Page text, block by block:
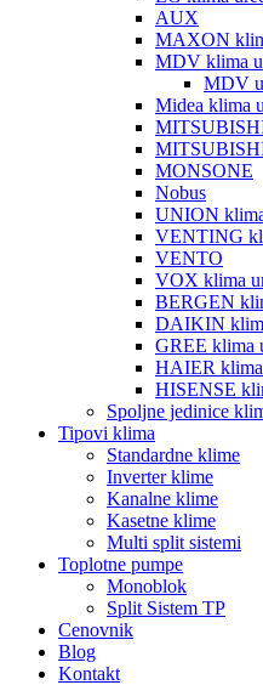
AUX
MAXON
MDV klima
MDV
Midea klima
MONSONE
Nobus
UNION
VENTING
VENTO
VOX klima
BERGEN
DAIKIN
GREE klima
HAIER
HISENSE
Spoljne jedinice
Tipovi klima
Standardne klime
Inverter klime
Kanalne klime
Kasetne klime
Multi split sistemi
Toplotne pumpe
Monoblok
Split Sistem TP
Cenovnik
Blog
Kontakt